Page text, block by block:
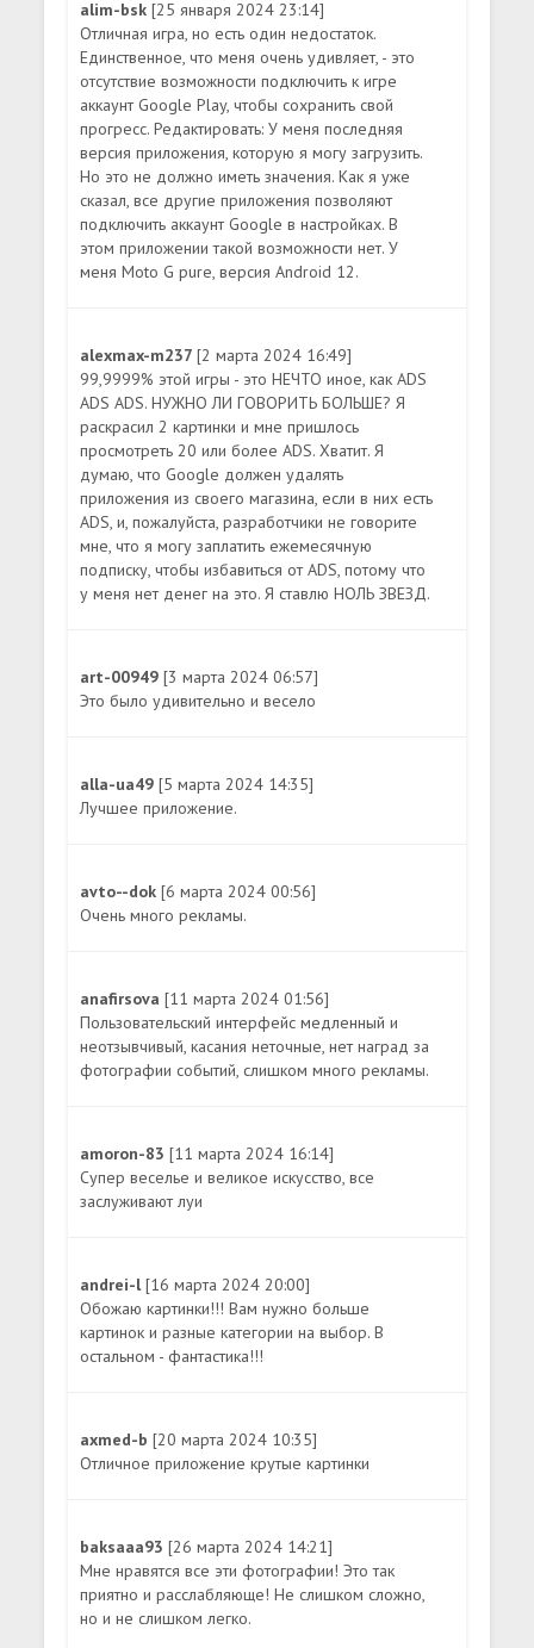
alim-bsk[25 января 2024 23:14]
Отличная игра, но есть один недостаток.
Единственное, что меня очень удивляет, - это
отсутствие возможности подключить к игре
аккаунт Google Play, чтобы сохранить свой
прогресс. Редактировать: У меня последняя
версия приложения, которую я могу загрузить.
Но это не должно иметь значения. Как я уже
сказал, все другие приложения позволяют
подключить аккаунт Google в настройках. В
этом приложении такой возможности нет. У
меня Moto G pure, версия Android 12.
alexmax-m237[2 марта 2024 16:49]
99,9999% этой игры - это НЕЧТО иное, как ADS
ADS ADS. НУЖНО ЛИ ГОВОРИТЬ БОЛЬШЕ? Я
раскрасил 2 картинки и мне пришлось
просмотреть 20 или более ADS. Хватит. Я
думаю, что Google должен удалять
приложения из своего магазина, если в них есть
ADS, и, пожалуйста, разработчики не говорите
мне, что я могу заплатить ежемесячную
подписку, чтобы избавиться от ADS, потому что
у меня нет денег на это. Я ставлю НОЛЬ ЗВЕЗД.
art-00949[3 марта 2024 06:57]
Это было удивительно и весело
alla-ua49[5 марта 2024 14:35]
Лучшее приложение.
avto--dok[6 марта 2024 00:56]
Очень много рекламы.
anafirsova[11 марта 2024 01:56]
Пользовательский интерфейс медленный и
неотзывчивый, касания неточные, нет наград за
фотографии событий, слишком много рекламы.
amoron-83[11 марта 2024 16:14]
Супер веселье и великое искусство, все
заслуживают луи
andrei-l[16 марта 2024 20:00]
Обожаю картинки!!! Вам нужно больше
картинок и разные категории на выбор. В
остальном - фантастика!!!
axmed-b[20 марта 2024 10:35]
Отличное приложение крутые картинки
baksaaa93[26 марта 2024 14:21]
Мне нравятся все эти фотографии! Это так
приятно и расслабляюще! Не слишком сложно,
но и не слишком легко.